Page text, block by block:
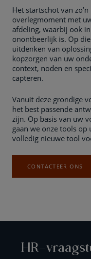
Het startschot van
overlegmoment met
afdeling, waarbij ook
onontbeerlijk is. Op
uitdenken van
kopzorgen van uw
context, noden en
capteren.
Vanuit deze grondige
het best passende
zijn. Op basis van uw
gaan we onze tools op
volledig nieuwe tool
CONTACTEER ONS
HR-